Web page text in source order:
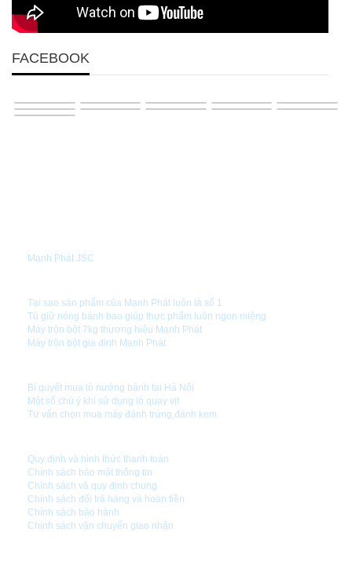
FACEBOOK
Mạnh Phát JSC
Tại sao sản phẩm của Mạnh Phát luôn là số 1
Tủ giữ nóng bánh bao giúp thực phẩm luôn ngon miệng
Máy trộn bột 7kg thương hiệu Mạnh Phát
Máy trộn bột gia đình Mạnh Phát
Bí quyết mua lò nướng bánh tại Hà Nội
Một số chú ý khi sử dụng lò quay vịt
Tư vấn chọn mua máy đánh trứng,đánh kem
Quy định và hình thức thanh toán
Chính sách bảo mật thông tin
Chính sách và quy định chung
Chính sách đổi trả hàng và hoàn tiền
Chính sách bảo hành
Chính sách vận chuyển giao nhận